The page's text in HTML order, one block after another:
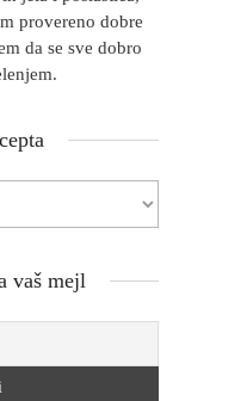
provereno dobre
da se sve dobro
vaš mejl